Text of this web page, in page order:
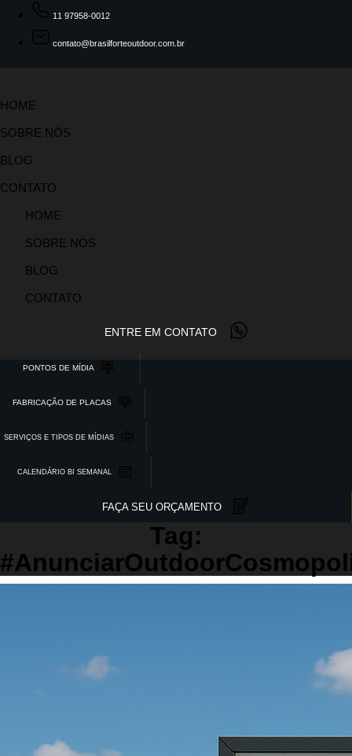
11 97958-0012
contato@brasilforteoutdoor.com.br
HOME
SOBRE NÓS
BLOG
CONTATO
HOME
SOBRE NÓS
BLOG
CONTATO
ENTRE EM CONTATO
PONTOS DE MÍDIA
FABRICAÇÃO DE PLACAS
SERVIÇOS E TIPOS DE MÍDIAS
CALENDÁRIO BI SEMANAL
FAÇA SEU ORÇAMENTO
Tag: